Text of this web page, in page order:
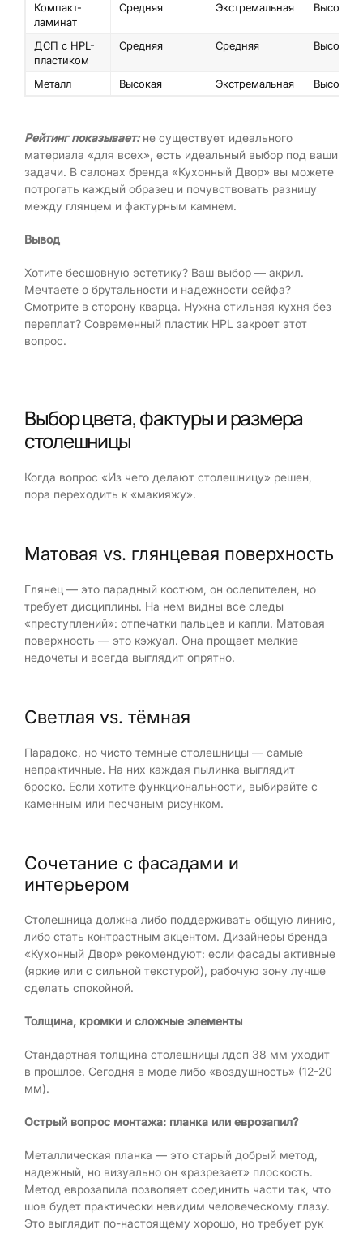
Компакт-
ламинат
Средняя Экстремальная Высокая
ДСП с HPL-
пластиком
Средняя Средняя Высокая
Металл Высокая Экстремальная Высокая
Рейтинг показывает: не существует идеального
материала «для всех», есть идеальный выбор под ваши
задачи. В салонах бренда «Кухонный Двор» вы можете
потрогать каждый образец и почувствовать разницу
между глянцем и фактурным камнем.
Вывод
Хотите бесшовную эстетику? Ваш выбор — акрил.
Мечтаете о брутальности и надежности сейфа?
Смотрите в сторону кварца. Нужна стильная кухня без
переплат? Современный пластик HPL закроет этот
вопрос.
Выбор цвета, фактуры и размера
столешницы
Когда вопрос «Из чего делают столешницу» решен,
пора переходить к «макияжу».
Матовая vs. глянцевая поверхность
Глянец — это парадный костюм, он ослепителен, но
требует дисциплины. На нем видны все следы
«преступлений»: отпечатки пальцев и капли. Матовая
поверхность — это кэжуал. Она прощает мелкие
недочеты и всегда выглядит опрятно.
Светлая vs. тёмная
Парадокс, но чисто темные столешницы — самые
непрактичные. На них каждая пылинка выглядит
броско. Если хотите функциональности, выбирайте с
каменным или песчаным рисунком.
Сочетание с фасадами и
интерьером
Столешница должна либо поддерживать общую линию,
либо стать контрастным акцентом. Дизайнеры бренда
«Кухонный Двор» рекомендуют: если фасады активные
(яркие или с сильной текстурой), рабочую зону лучше
сделать спокойной.
Толщина, кромки и сложные элементы
Стандартная толщина столешницы лдсп 38 мм уходит
в прошлое. Сегодня в моде либо «воздушность» (12-20
мм).
Острый вопрос монтажа: планка или еврозапил?
Металлическая планка — это старый добрый метод,
надежный, но визуально он «разрезает» плоскость.
Метод еврозапила позволяет соединить части так, что
шов будет практически невидим человеческому глазу.
Это выглядит по-настоящему хорошо, но требует рук